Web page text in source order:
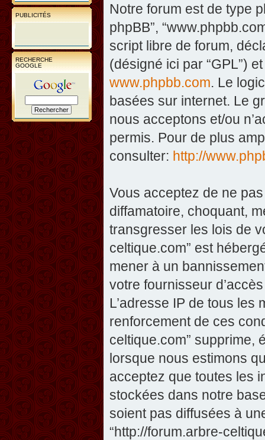
PUBLICITÉS
RECHERCHE
GOOGLE
Notre forum est de type
phpBB”,
script libre de forum,
(désigné ici par “GPL”)
www.phpbb.com. Le
basées sur internet. Le
nous acceptons et/ou
permis. Pour de plus
consulter: http://
Vous acceptez de ne
diffamatoire, choquant,
transgresser les lois de
celtique.com” est
mener à un
votre fournisseur
L’adresse IP de tous
renforcement de ces
celtique.com” supprime,
lorsque nous estimons
acceptez que toutes les
stockées dans notre
soient pas diffusées à
“http://forum.arbre-